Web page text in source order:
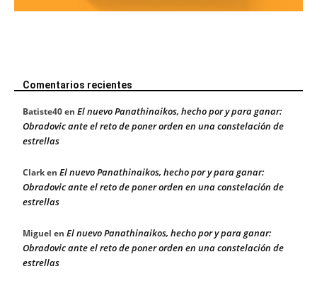
Comentarios recientes
Batiste40en El nuevo Panathinaikos, hecho por y para ganar:
Obradovic ante el reto de poner orden en una constelación de
estrellas
Clarken El nuevo Panathinaikos, hecho por y para ganar:
Obradovic ante el reto de poner orden en una constelación de
estrellas
Miguel en El nuevo Panathinaikos, hecho por y para ganar:
Obradovic ante el reto de poner orden en una constelación de
estrellas